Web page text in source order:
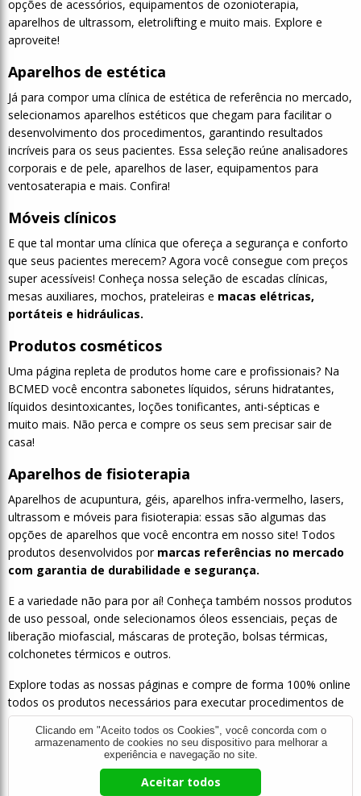
opções de acessórios, equipamentos de ozonioterapia,
aparelhos de ultrassom, eletrolifting e muito mais. Explore e
aproveite!
Aparelhos de estética
Já para compor uma clínica de estética de referência no mercado,
selecionamos aparelhos estéticos que chegam para facilitar o
desenvolvimento dos procedimentos, garantindo resultados
incríveis para os seus pacientes. Essa seleção reúne analisadores
corporais e de pele, aparelhos de laser, equipamentos para
ventosaterapia e mais. Confira!
Móveis clínicos
E que tal montar uma clínica que ofereça a segurança e conforto
que seus pacientes merecem? Agora você consegue com preços
super acessíveis! Conheça nossa seleção de escadas clínicas,
mesas auxiliares, mochos, prateleiras e macas elétricas,
portáteis e hidráulicas.
Produtos cosméticos
Uma página repleta de produtos home care e profissionais? Na
BCMED você encontra sabonetes líquidos, séruns hidratantes,
líquidos desintoxicantes, loções tonificantes, anti-sépticas e
muito mais. Não perca e compre os seus sem precisar sair de
casa!
Aparelhos de fisioterapia
Aparelhos de acupuntura, géis, aparelhos infra-vermelho, lasers,
ultrassom e móveis para fisioterapia: essas são algumas das
opções de aparelhos que você encontra em nosso site! Todos
produtos desenvolvidos pormarcas referências no mercado
com garantia de durabilidade e segurança.
E a variedade não para por aí! Conheça também nossos produtos
de uso pessoal, onde selecionamos óleos essenciais, peças de
liberação miofascial, máscaras de proteção, bolsas térmicas,
colchonetes térmicos e outros.
Explore todas as nossas páginas e compre de forma 100% online
todos os produtos necessários para executar procedimentos de
qualidade. Caso surjam dúvidas durante o seu processo de
compras, estaremos disponíveis: basta entrar em contato e
conversar com um de nossos consultores.
Clicando em "Aceito todos os Cookies", você concorda com o
armazenamento de cookies no seu dispositivo para melhorar a
experiência e navegação no site.
Aceitar todos